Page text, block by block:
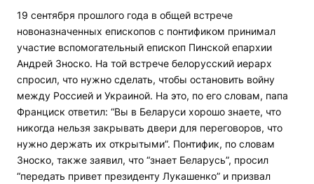
19 сентября прошлого года в общей встрече
новоназначенных епископов с понтификом принимал
участие вспомогательный епископ Пинской епархии
Андрей Зноско. На той встрече белорусский иерарх
спросил, что нужно сделать, чтобы остановить войну
между Россией и Украиной. На это, по его словам, папа
Франциск ответил: “Вы в Беларуси хорошо знаете, что
никогда нельзя закрывать двери для переговоров, что
нужно держать их открытыми”. Понтифик, по словам
Зноско, также заявил, что “знает Беларусь”, просил
“передать привет президенту Лукашенко” и призвал